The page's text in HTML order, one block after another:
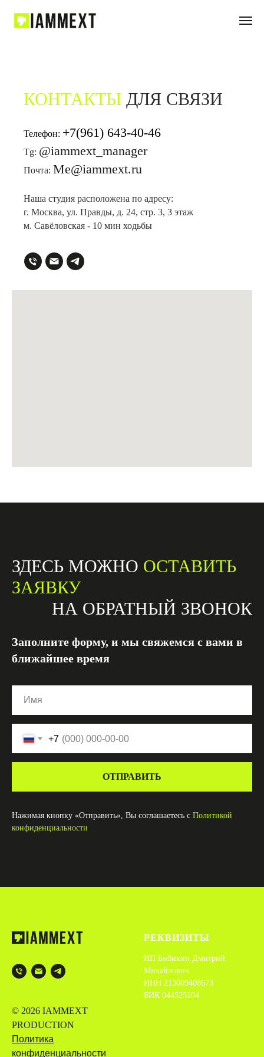
КОНТАКТЫ ДЛЯ СВЯЗИ
Телефон: +7(961) 643-40-46
Tg: @iammext_manager
Почта: Me@iammext.ru
Наша студия расположена по адресу:
г. Москва, ул. Правды, д. 24, стр. 3, 3 этаж
м. Савёловская - 10 мин ходьбы
ЗДЕСЬ МОЖНО ОСТАВИТЬ
ЗАЯВКУ
НА ОБРАТНЫЙ ЗВОНОК
Заполните форму, и мы свяжемся с вами в
ближайшее время
+7
ОТПРАВИТЬ
Нажимая кнопку «Отправить», Вы соглашаетесь с Политикой
конфиденциальности
© 2026 IAMMEXT
PRODUCTION
Политика
конфиденциальности
РЕКВИЗИТЫ
ИП Бибикин Дмитрий
Михайлович
ИНН 213009408673
БИК 044525104